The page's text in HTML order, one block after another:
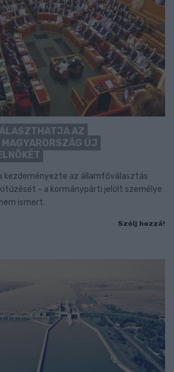
AZ
ÚJ
kezdeményezte az államfőválasztás
- a kormánypárti jelölt személye
ismert.
Szólj hozzá!